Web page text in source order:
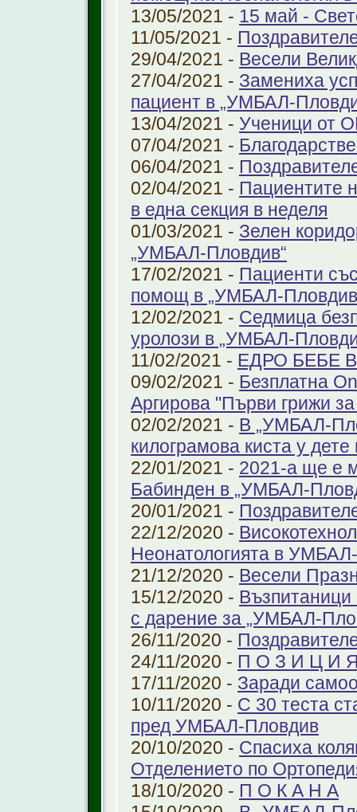
13/05/2021 - 15 май -
11/05/2021 -
29/04/2021 - Весели
27/04/2021 - Замениха
пациент в „УМБАЛ-
13/04/2021 - Ученици от
07/04/2021 -
06/04/2021 -
02/04/2021 - Пациентите
в една секция в неделя
01/03/2021 - Зелен
„УМБАЛ-Пловдив“
17/02/2021 - Пациенти
помощ в „УМБАЛ-
12/02/2021 - Седмица
уролози в „УМБАЛ-
11/02/2021 - ЕДРО БЕБЕ
09/02/2021 - Безплатна
Аргирова "Първи грижи
02/02/2021 - В „УМБАЛ-
килограмова киста у дете
22/01/2021 - 2021-а ще е
Бабинден в „УМБАЛ-
20/01/2021 -
22/12/2020 -
Неонатологията в
21/12/2020 - Весели
15/12/2020 -
с дарение за „УМБАЛ-
26/11/2020 -
24/11/2020 - П О З И Ц И
17/11/2020 - Заради
10/11/2020 - С 30 теста
пред УМБАЛ-Пловдив
20/10/2020 - Спасиха
Отделението по
18/10/2020 - П О К А Н А